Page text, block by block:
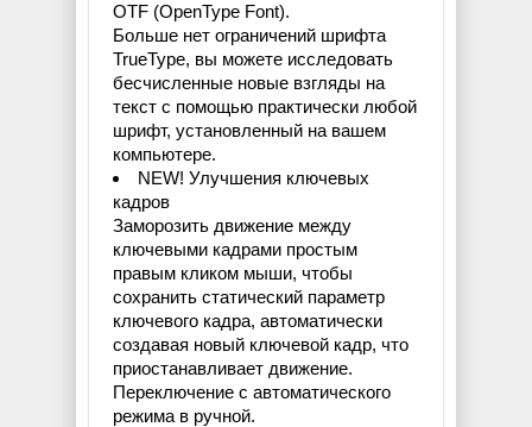
OTF (OpenType Font).
Больше нет ограничений шрифта
TrueType, вы можете исследовать
бесчисленные новые взгляды на
текст с помощью практически любой
шрифт, установленный на вашем
компьютере.
NEW! Улучшения ключевых
кадров
Заморозить движение между
ключевыми кадрами простым
правым кликом мыши, чтобы
сохранить статический параметр
ключевого кадра, автоматически
создавая новый ключевой кадр, что
приостанавливает движение.
Переключение с автоматического
режима в ручной.